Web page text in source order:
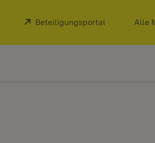
in neuem Fenster)
Extern:
Beteiligungsportal (Öffnet in
Alle